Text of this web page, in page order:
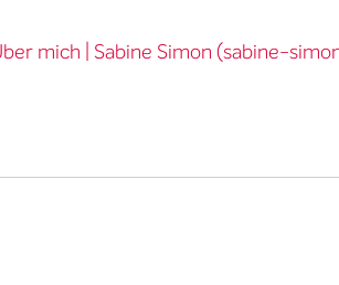
mich | Sabine Simon (sabine-